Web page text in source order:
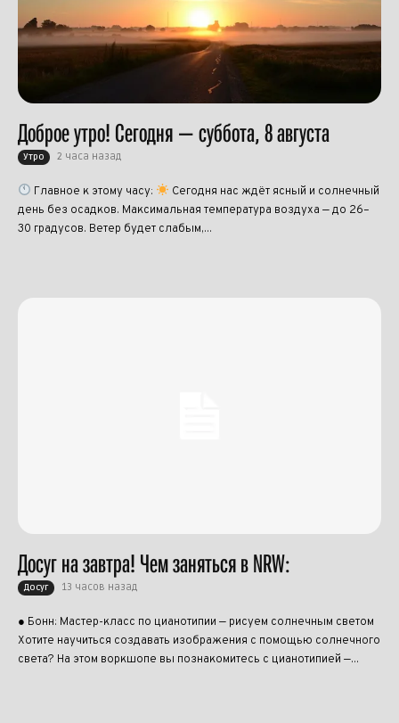
Доброе утро! Сегодня — суббота, 8 августа
Утро 2 часа назад
Главное к этому часу:
Сегодня нас ждёт ясный и солнечный
день без осадков. Максимальная температура воздуха — до 26–
30 градусов. Ветер будет слабым,...
Досуг на завтра! Чем заняться в NRW:
Досуг 13 часов назад
● Бонн: Мастер-класс по цианотипии — рисуем солнечным светом
Хотите научиться создавать изображения с помощью солнечного
света? На этом воркшопе вы познакомитесь с цианотипией —...